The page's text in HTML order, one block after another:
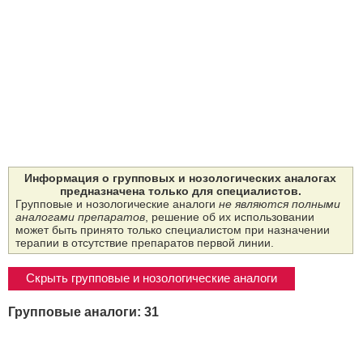
Информация о групповых и нозологических аналогах
предназначена только для специалистов.
Групповые и нозологические аналоги не являются полными
аналогами препаратов, решение об их использовании
может быть принято только специалистом при назначении
терапии в отсутствие препаратов первой линии.
Скрыть групповые и нозологические аналоги
Групповые аналоги: 31